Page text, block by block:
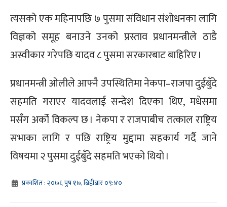
त्यसको एक महिनापछि ७ पुसमा संविधान संशोधनका लागि
विज्ञको समूह बनाउने उनको प्रस्ताव प्रधानमन्त्रीले ठाडै
अस्वीकार गरेपछि यादव ८ पुसमा सरकारबाट बाहिरिए ।
प्रधानमन्त्री ओलीले आफ्नै उपस्थितिमा नेकपा–राजपा दुईबुँदे
सहमति गराएर यादवलाई सन्देश दिएका थिए, मधेसमा
मसँग अर्को विकल्प छ । नेकपा र राजपाबीच तत्काल राष्ट्रिय
सभाका लागि र पछि राष्ट्रिय मुद्दामा सहकार्य गर्दै जाने
विषयमा २ पुसमा दुईबुँदे सहमति भएको थियो ।
प्रकाशित : २०७६ पुष १७, बिहीबार ०९:४०